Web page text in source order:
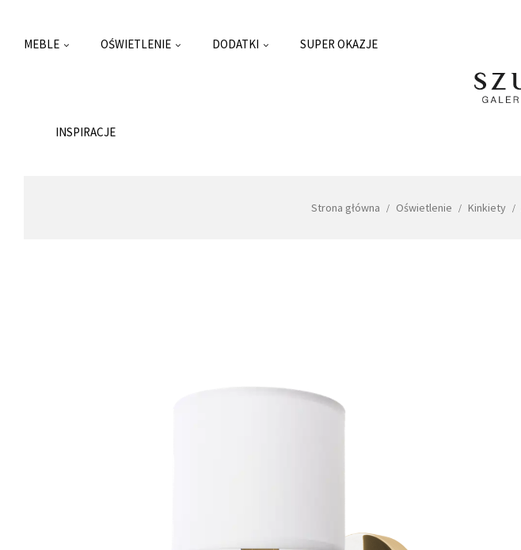
MEBLE OŚWIETLENIE DODATKI SUPER OKAZJE
INSPIRACJE
Strona główna Oświetlenie Kinkiety